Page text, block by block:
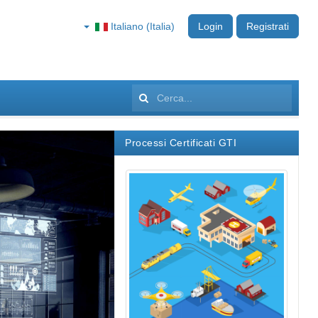
Registrati
Login
Italiano (Italia)
Cerca...
Processi Certificati GTI